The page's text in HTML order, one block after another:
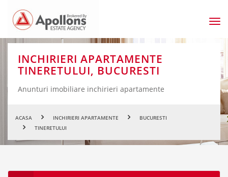
INCHIRIERI APARTAMENTE
TINERETULUI, BUCURESTI
Anunturi imobiliare inchirieri apartamente
ACASA INCHIRIERI APARTAMENTE
BUCURESTI
TINERETULUI